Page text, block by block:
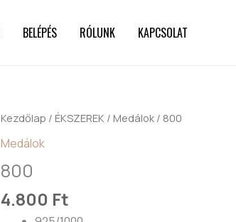
BELÉPÉS RÓLUNK KAPCSOLAT
Kezdőlap / ÉKSZEREK / Medálok / 800
Medálok
800
4.800 Ft
800
mennyiség